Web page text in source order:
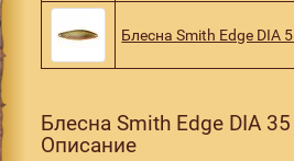
Блесна Smith Edge DIA
Блесна Smith Edge DIA
Описание